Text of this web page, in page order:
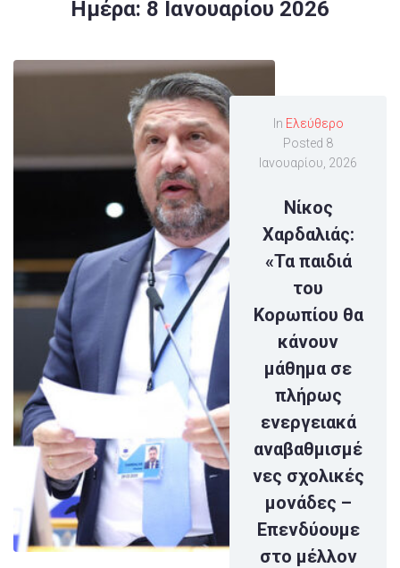
Ημέρα: 8 Ιανουαρίου 2026
In Ελεύθερο
Posted 8
Ιανουαρίου, 2026
Νίκος
Χαρδαλιάς:
«Τα παιδιά
του
Κορωπίου θα
κάνουν
μάθημα σε
πλήρως
ενεργειακά
αναβαθμισμέ
νες σχολικές
μονάδες –
Επενδύουμε
στο μέλλον